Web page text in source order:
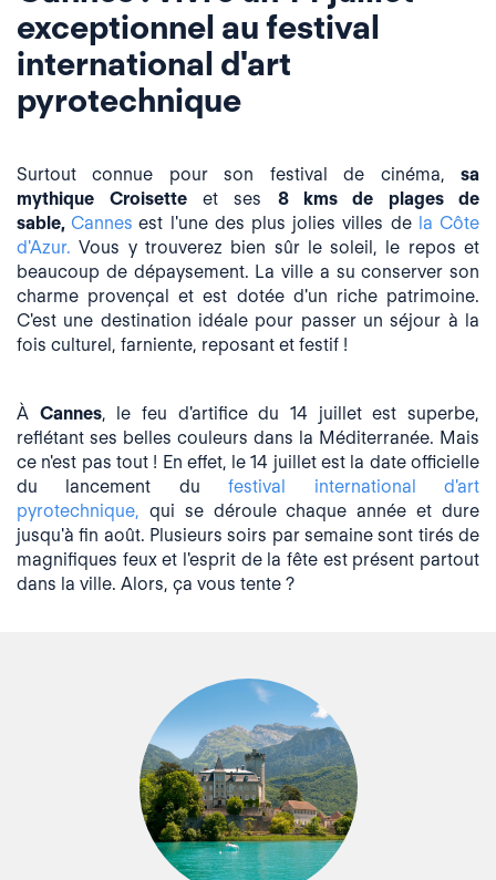
exceptionnel au festival
international d'art
pyrotechnique
Surtout connue pour son festival de cinéma, sa
mythique
Croisette et ses 8 kms de plages de
sable, Cannes est l'une des plus jolies villes de la Côte
d'Azur. Vous y trouverez bien sûr le soleil, le repos et
beaucoup de dépaysement. La ville a su conserver son
charme provençal et est dotée d'un riche patrimoine.
C'est une destination idéale pour passer un séjour à la
fois culturel, farniente, reposant et festif !
À Cannes, le feu d'artifice du 14 juillet est superbe,
reflétant ses belles couleurs dans la Méditerranée. Mais
ce n'est pas tout ! En effet, le 14 juillet est la date officielle
du lancement dufestival international d'art
pyrotechnique, qui se déroule chaque année et dure
jusqu'à fin août. Plusieurs soirs par semaine sont tirés de
magnifiques feux et l'esprit de la fête est présent partout
dans la ville. Alors, ça vous tente ?